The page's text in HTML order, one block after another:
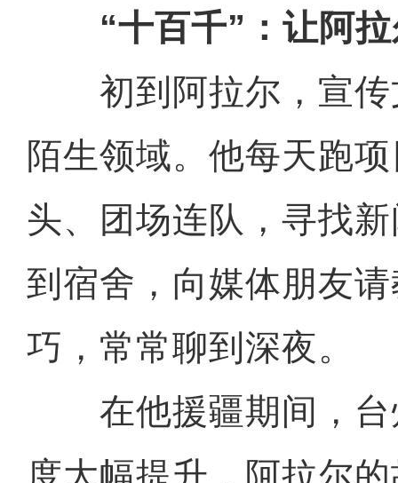
“十百千”：让阿
初到阿拉尔，宣传
陌生领域。他每天跑
头、团场连队，寻找
到宿舍，向媒体朋友
巧，常常聊到深夜。
在他援疆期间，台
度大幅提升，阿拉尔